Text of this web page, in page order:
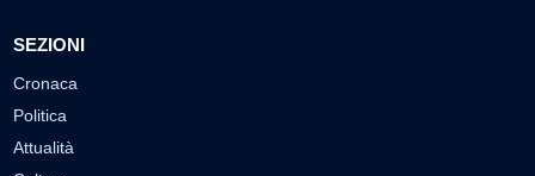
SEZIONI
Cronaca
Politica
Attualità